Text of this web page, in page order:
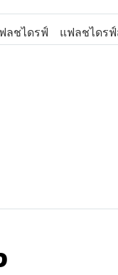
ลชไดรฟ์ แฟลชไดร